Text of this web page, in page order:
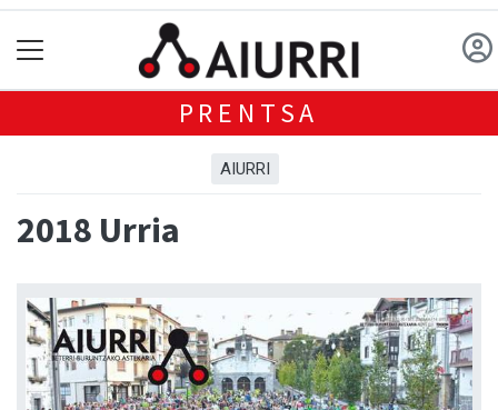
PRENTSA
AIURRI
2018 Urria